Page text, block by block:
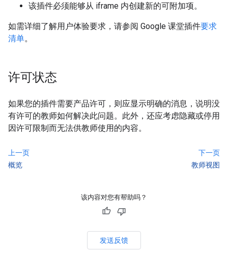
该插件必须能够从 iframe 内创建新的可附加项。
如需详细了解用户体验要求，请参阅 Google 课堂插件要求
清单。
许可状态
如果您的插件需要产品许可，则应显示明确的消息，说明没
有许可的教师如何解决此问题。此外，还应考虑隐藏或停用
因许可限制而无法供教师使用的内容。
上一页
概览
下一页
教师视图
该内容对您有帮助吗？
发送反馈